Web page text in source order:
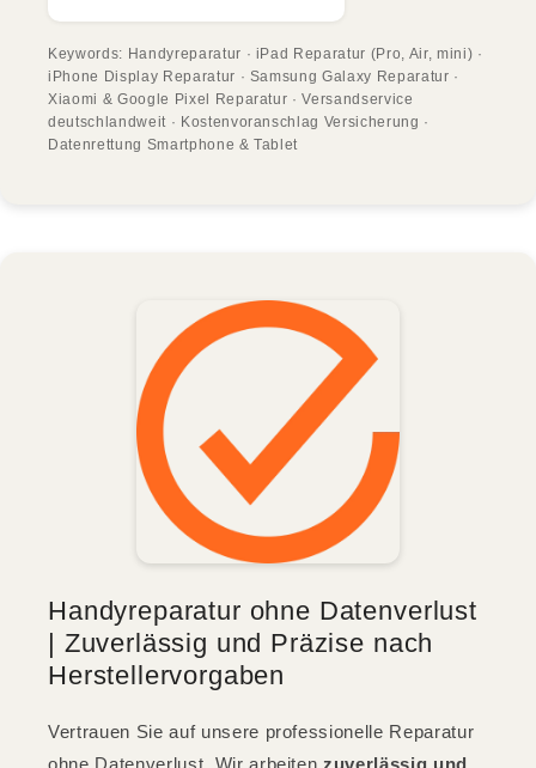
Keywords: Handyreparatur · iPad Reparatur (Pro, Air, mini) ·
iPhone Display Reparatur · Samsung Galaxy Reparatur ·
Xiaomi & Google Pixel Reparatur · Versandservice
deutschlandweit · Kostenvoranschlag Versicherung ·
Datenrettung Smartphone & Tablet
Handyreparatur ohne Datenverlust
| Zuverlässig und Präzise nach
Herstellervorgaben
Vertrauen Sie auf unsere professionelle Reparatur